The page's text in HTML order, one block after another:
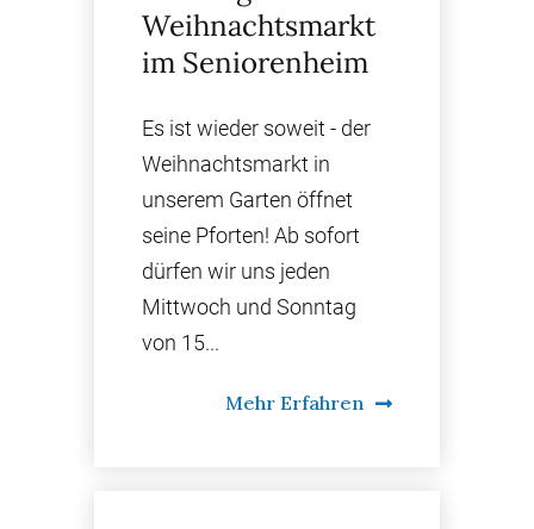
Weihnachtsmarkt
im Seniorenheim
Es ist wieder soweit - der
Weihnachtsmarkt in
unserem Garten öffnet
seine Pforten! Ab sofort
dürfen wir uns jeden
Mittwoch und Sonntag
von 15...
Mehr Erfahren